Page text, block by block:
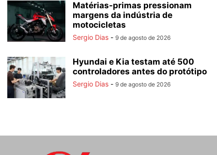
Matérias-primas pressionam
margens da indústria de
motocicletas
Sergio Dias - 9 de agosto de 2026
Hyundai e Kia testam até 500
controladores antes do protótipo
Sergio Dias - 9 de agosto de 2026